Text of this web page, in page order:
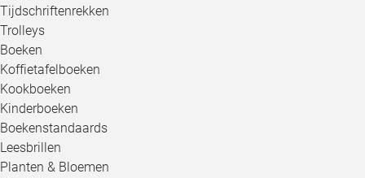
Tijdschriftenrekken
Trolleys
Boeken
Koffietafelboeken
Kookboeken
Kinderboeken
Boekenstandaards
Leesbrillen
Planten & Bloemen